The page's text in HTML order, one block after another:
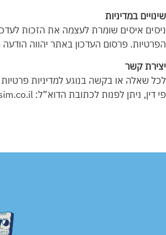
שינויים במדיניות
ניסים איסים שומרת לעצמה את הזכות
הפרטיות. פרסום העדכון באתר יהווה
יצירת קשר
לכל שאלה או בקשה בנוגע למדיניות פרטיות
פי דין, ניתן לפנות לכתובת הדוא”ל: support